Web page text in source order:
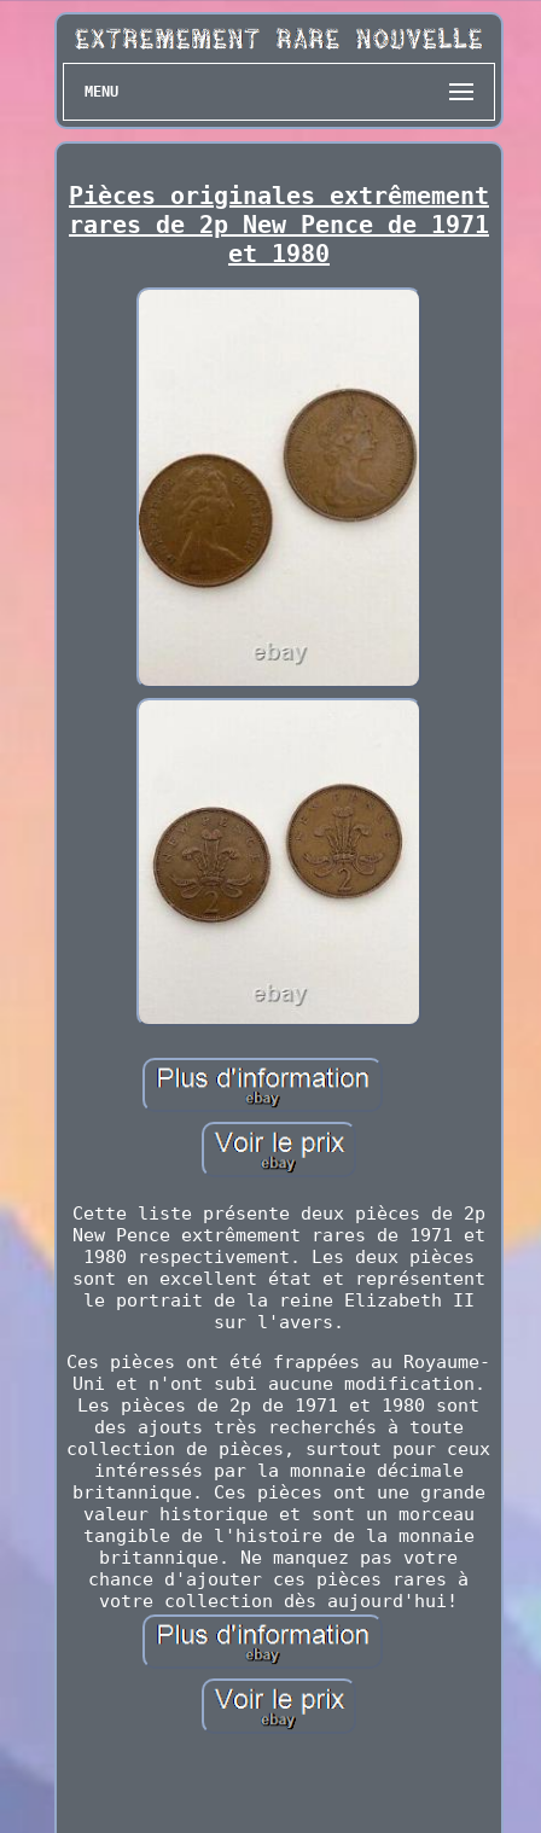
MENU
Pièces originales extrêmement
rares de 2p New Pence de 1971
et 1980
Cette liste présente deux pièces de 2p
New Pence extrêmement rares de 1971 et
1980 respectivement. Les deux pièces
sont en excellent état et représentent
le portrait de la reine Elizabeth II
sur l'avers.
Ces pièces ont été frappées au Royaume-
Uni et n'ont subi aucune modification.
Les pièces de 2p de 1971 et 1980 sont
des ajouts très recherchés à toute
collection de pièces, surtout pour ceux
intéressés par la monnaie décimale
britannique. Ces pièces ont une grande
valeur historique et sont un morceau
tangible de l'histoire de la monnaie
britannique. Ne manquez pas votre
chance d'ajouter ces pièces rares à
votre collection dès aujourd'hui!